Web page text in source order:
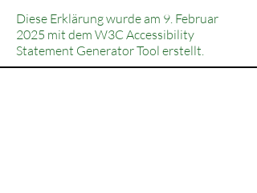
Diese Erklärung wurde am 9. Februar
2025 mit dem W3C Accessibility
Statement Generator Tool erstellt.